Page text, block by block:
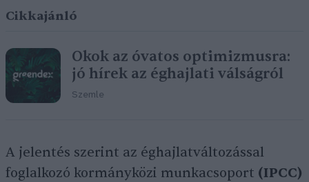
Cikkajánló
Okok az óvatos optimizmusra:
jó hírek az éghajlati válságról
Szemle
A jelentés szerint az éghajlatváltozással
foglalkozó kormányközi munkacsoport (IPCC)